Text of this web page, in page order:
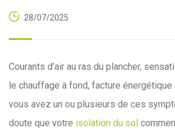
28/07/2025
Courants d’air au ras du plancher,
le chauffage à fond, facture
vous avez un ou plusieurs de ces
doute que votre isolation du sol